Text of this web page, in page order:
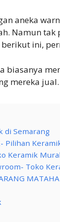
aneka
Namun
ini,
biasanya
mereka jual.
di Semarang
Pilihan
Keramik
Toko